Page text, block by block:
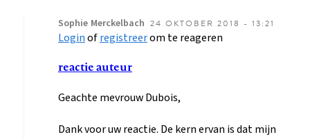
Sophie Merckelbach 24 OKTOBER 2018 - 13:21
Als
antwoord
Gegevens
Loginofregistreerom te reageren
reactie auteur
Geachte mevrouw Dubois,
Dank voor uw reactie. De kern ervan is dat mijn